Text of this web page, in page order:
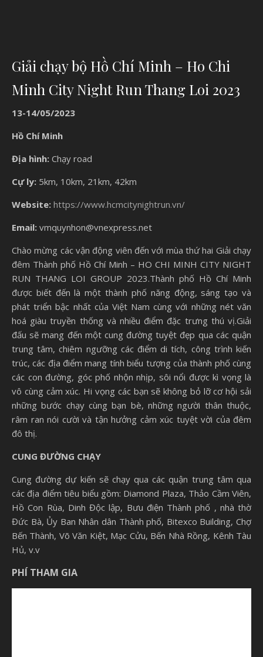
Giải chạy bộ Hồ Chí Minh – Ho Chi
Minh City Night Run Thang Loi 2023
13-14/05/2023
Hồ Chí Minh
Địa hình: Chạy road
Cự ly: 5km, 10km, 21km, 42km
Website: https://www.hcmcitynightrun.vn/
Email: vmquynhon@vnexpress.net
Chào mừng các vận động viên đến với mùa thứ hai Giải chạy
đêm Thành phố Hồ Chí Minh – HO CHI MINH CITY NIGHT
RUN THANG LOI GROUP 2023.Thành phố Hồ Chí Minh
được biết đến là một thành phố năng động, sáng tạo và
phát triển bậc nhất của Việt Nam cùng với những nét văn
hoá giàu truyền thống và nhiều điểm đặc trưng thú vị.Giải
đấu sẽ mang đến một cung đường tuyệt đẹp qua các quận
trung tâm, chiêm ngưỡng các điểm di tích, công trình kiến
trúc, các địa điểm mang tính biểu tượng của thành phố cùng
các con đường, góc phố nhộn nhịp, sôi nổi được kì vọng là
vô cùng cảm xúc. Hi vọng các bạn sẽ không bỏ lỡ cơ hội sải
những bước chạy cùng bạn bè, những người thân thuộc,
râm ran nói cười và tận hưởng cảm xúc tuyệt vời của đêm
đô thị.
CUNG ĐƯỜNG CHẠY
Cung đường dự kiến sẽ chạy qua các quận trung tâm qua
các địa điểm tiêu biểu gồm: Diamond Plaza, Thảo Cầm Viên,
Hồ Con Rùa, Dinh Độc lập, Bưu điện Thành phố , nhà thờ
Đức Bà, Ủy Ban Nhân dân Thành phố, Bitexco Building, Chợ
Bến Thành, Võ Văn Kiệt, Mạc Cửu, Bến Nhà Rồng, Kênh Tàu
Hủ, v.v
PHÍ THAM GIA